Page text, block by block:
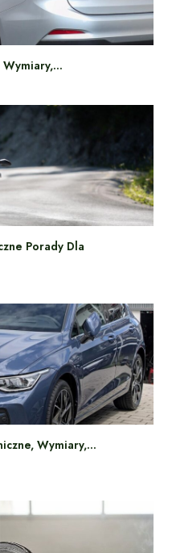
Wymiary,…
Porady Dla
Wymiary,…